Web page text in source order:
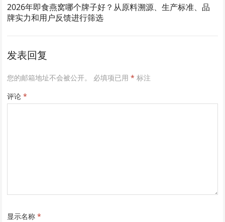
2026年即食燕窝哪个牌子好？从原料溯源、生产标准、品
牌实力和用户反馈进行筛选
发表回复
您的邮箱地址不会被公开。 必填项已用* 标注
评论*
显示名称*